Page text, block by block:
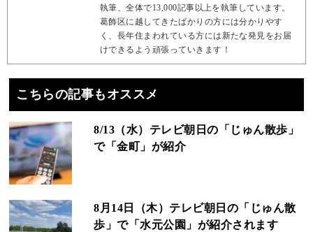
執筆、全体で13,000記事以上を執筆しています。
葛飾区に越してきたばかりの方には分かりやす
く、長年住まわれている方には新たな発見をお届
けできるよう頑張っていきます！
こちらの記事もオススメ
8/13（水）テレビ朝日の「じゅん散歩」
で「金町」が紹介
8月14日（木）テレビ朝日の「じゅん散
歩」で「水元公園」が紹介されます